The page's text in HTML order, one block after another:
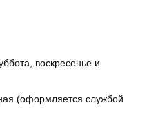
воскресенье и
(оформляется службой